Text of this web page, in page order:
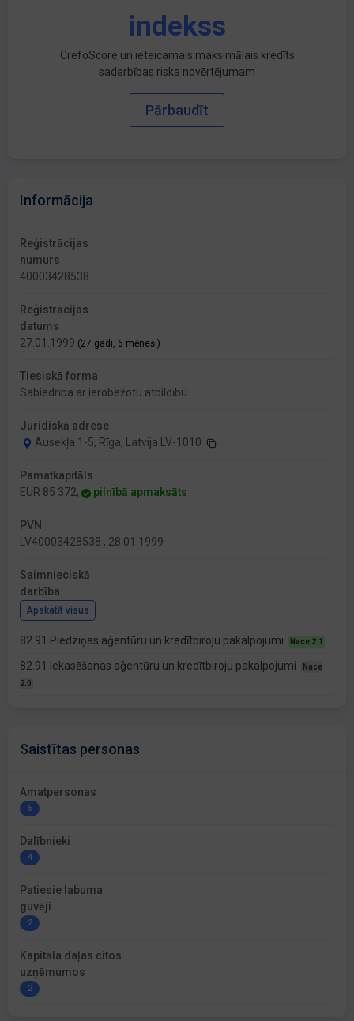
indekss
CrefoScore un ieteicamais maksimālais kredīts
sadarbības riska novērtējumam
Pārbaudīt
Informācija
Reģistrācijas
numurs
40003428538
Reģistrācijas
datums
27.01.1999 (27 gadi, 6 mēneši)
Tiesiskā forma
Sabiedrība ar ierobežotu atbildību
Juridiskā adrese
Ausekļa 1-5, Rīga, Latvija LV-1010
Pamatkapitāls
EUR 85 372,
pilnībā apmaksāts
PVN
LV40003428538 , 28.01.1999
Saimnieciskā
darbība
Apskatīt visus
82.91 Piedziņas aģentūru un kredītbiroju pakalpojumi Nace 2.1
82.91 Iekasēšanas aģentūru un kredītbiroju pakalpojumi
Nace
2.0
Saistītas personas
Amatpersonas
5
Dalībnieki
4
Patiesie labuma
guvēji
2
Kapitāla daļas citos
uzņēmumos
2